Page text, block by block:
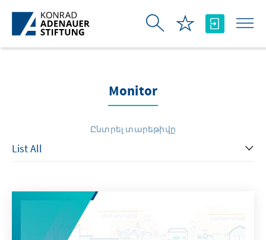
Skip to Main Content
Monitor
Ընտրել տարեթիվը